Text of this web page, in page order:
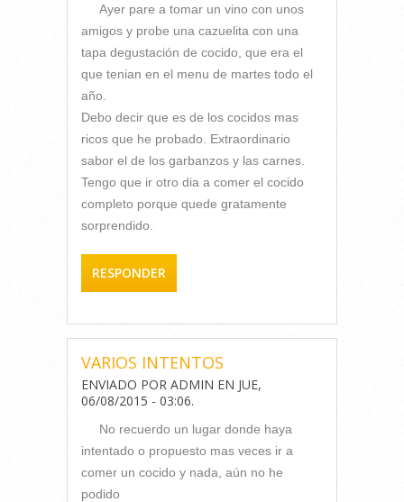
Ayer pare a tomar un vino con unos
amigos y probe una cazuelita con una
tapa degustación de cocido, que era el
que tenian en el menu de martes todo el
año.
Debo decir que es de los cocidos mas
ricos que he probado. Extraordinario
sabor el de los garbanzos y las carnes.
Tengo que ir otro dia a comer el cocido
completo porque quede gratamente
sorprendido.
RESPONDER
VARIOS INTENTOS
ENVIADO POR ADMIN EN JUE,
06/08/2015 - 03:06.
No recuerdo un lugar donde haya
intentado o propuesto mas veces ir a
comer un cocido y nada, aún no he
podido